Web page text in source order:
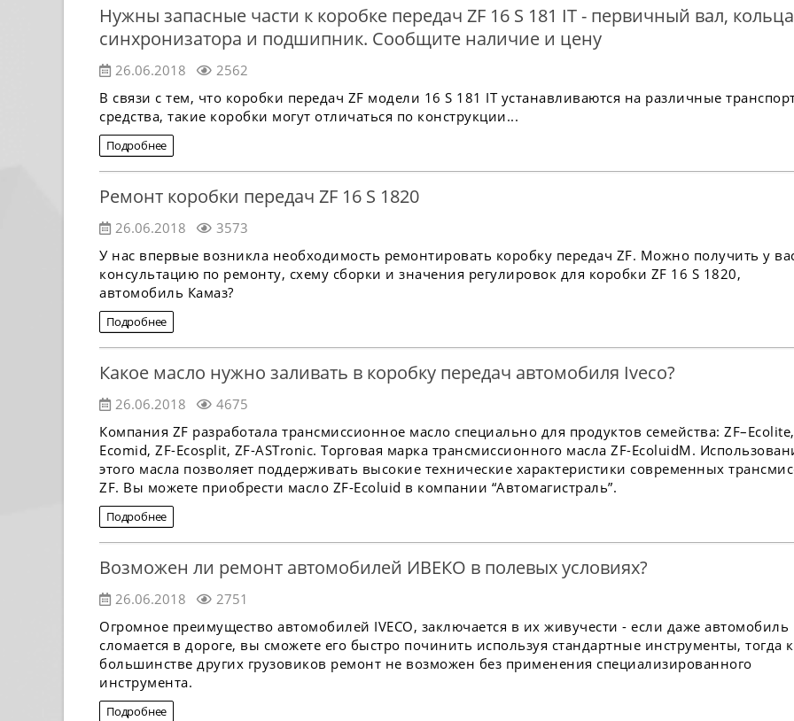
Нужны запасные части к коробке передач ZF 16 S 181 IT - первичный вал, кольца
синхронизатора и подшипник. Сообщите наличие и цену
26.06.2018
2562
В связи с тем, что коробки передач ZF модели 16 S 181 IT устанавливаются на различные
средства, такие коробки могут отличаться по конструкции...
Подробнее
Ремонт коробки передач ZF 16 S 1820
26.06.2018
3573
У нас впервые возникла необходимость ремонтировать коробку передач ZF. Можно получить у
консультацию по ремонту, схему сборки и значения регулировок для коробки ZF 16 S 1820,
автомобиль Камаз?
Подробнее
Какое масло нужно заливать в коробку передач автомобиля Iveco?
26.06.2018
4675
Компания ZF разработала трансмиссионное масло специально для продуктов семейства:
Ecomid, ZF-Ecosplit, ZF-ASTronic. Торговая марка трансмиссионного масла ZF-EcoluidM.
этого масла позволяет поддерживать высокие технические характеристики современных
ZF. Вы можете приобрести масло ZF-Ecoluid в компании “Автомагистраль”.
Подробнее
Возможен ли ремонт автомобилей ИВЕКО в полевых условиях?
26.06.2018
2751
Огромное преимущество автомобилей IVECO, заключается в их живучести - если даже автомобиль
сломается в дороге, вы сможете его быстро починить используя стандартные инструменты, тогда
большинстве других грузовиков ремонт не возможен без применения специализированного
инструмента.
Подробнее